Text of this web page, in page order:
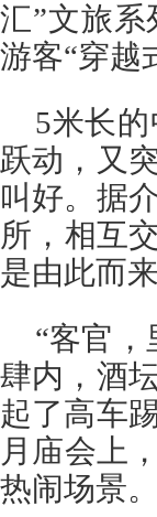
汇”文旅
游客“穿越
5米长
跃动，又
叫好。据
所，相互
是由此而来
“客官
肆内，酒
起了高车
月庙会上
热闹场景。